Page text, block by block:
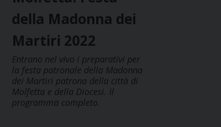
della Madonna dei
Martiri 2022
Entrano nel vivo i preparativi per
la festa patronale della Madonna
dei Martiri patrona della città di
Molfetta e della Diocesi. Il
programma completo.